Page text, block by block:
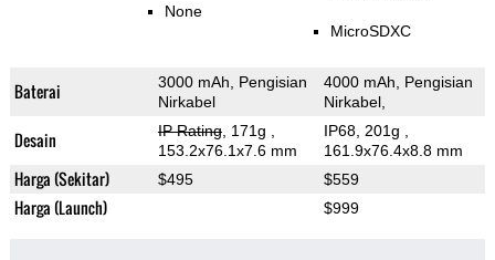
None
MicroSDXC
Baterai
3000 mAh, Pengisian
Nirkabel
4000 mAh, Pengisian
Nirkabel,
Desain IP Rating, 171g
153.2x76.1x7.6 mm
IP68, 201g
161.9x76.4x8.8 mm
Harga (Sekitar) $495 $559
Harga (Launch) $999